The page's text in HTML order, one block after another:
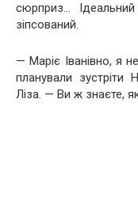
сюрприз…
зіпсований.
— Маріє Іванівно, я
планували
Ліза. — Ви ж знаєте,